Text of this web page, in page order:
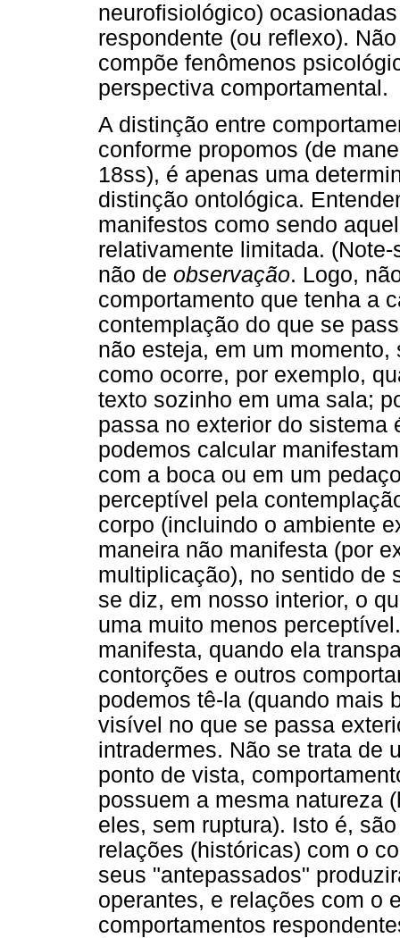
neurofisiológico)
respondente (ou reflexo).
compõe fenômenos
perspectiva comportamental.
A distinção entre
conforme propomos (de
18ss), é apenas uma
distinção ontológica.
manifestos como sendo
relativamente limitada.
não de observação. Logo,
comportamento que tenha a
contemplação do que se
não esteja, em um
como ocorre, por exemplo,
texto sozinho em uma sala;
passa no exterior do sistema
podemos calcular
com a boca ou em um
perceptível pela
corpo (incluindo o ambiente
maneira não manifesta (por
multiplicação), no sentido de
se diz, em nosso interior, o
uma muito menos
manifesta, quando ela
contorções e outros
podemos tê-la (quando mais
visível no que se passa
intradermes. Não se trata de
ponto de vista,
possuem a mesma natureza
eles, sem ruptura). Isto é,
relações (históricas) com o
seus "antepassados"
operantes, e relações com o
comportamentos